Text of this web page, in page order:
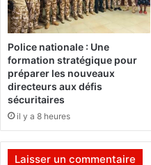
p
d
e
c
h
o
s
s
t
L
A
R
C
O
P
a
n
Police nationale : Une
formation stratégique pour
préparer les nouveaux
directeurs aux défis
sécuritaires
il y a 8 heures
Laisser un commentaire